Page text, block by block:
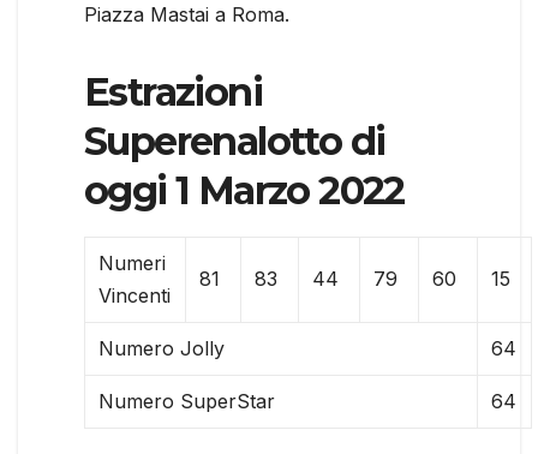
Piazza Mastai a Roma.
Estrazioni
Superenalotto di
oggi 1 Marzo 2022
Numeri
Vincenti
81 83 44 79 60 15
Numero Jolly 64
Numero SuperStar 64